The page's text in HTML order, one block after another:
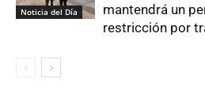
Noticia del Día
mantendrá un
restricción por